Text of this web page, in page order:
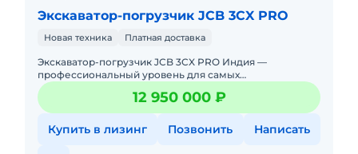
Экскаватор-погрузчик JCB 3CX PRO
Новая техника Платная доставка
Экскаватор-погрузчик JCB 3CX PRO Индия —
профессиональный уровень для самых
требовательных задач! Новый. Можно в лизинг. Цена С
НДС.Полная документация. Д
12 950 000 ₽
Купить в лизинг Позвонить Написать